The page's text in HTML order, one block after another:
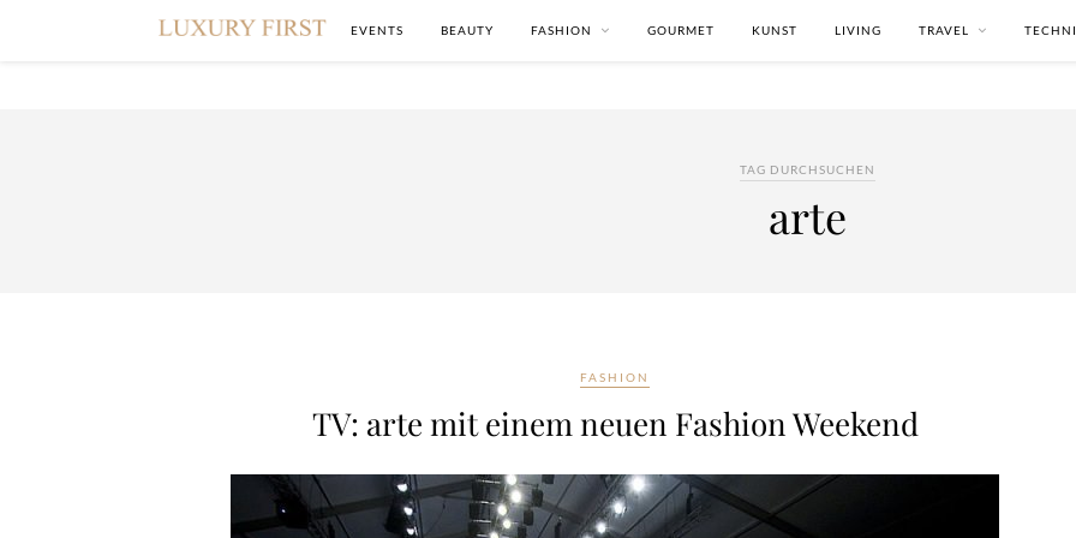
EVENTS BEAUTY FASHION GOURMET KUNST LIVING TRAVEL
TAG DURCHSUCHEN
arte
FASHION
TV: arte mit einem neuen Fashion Weekend